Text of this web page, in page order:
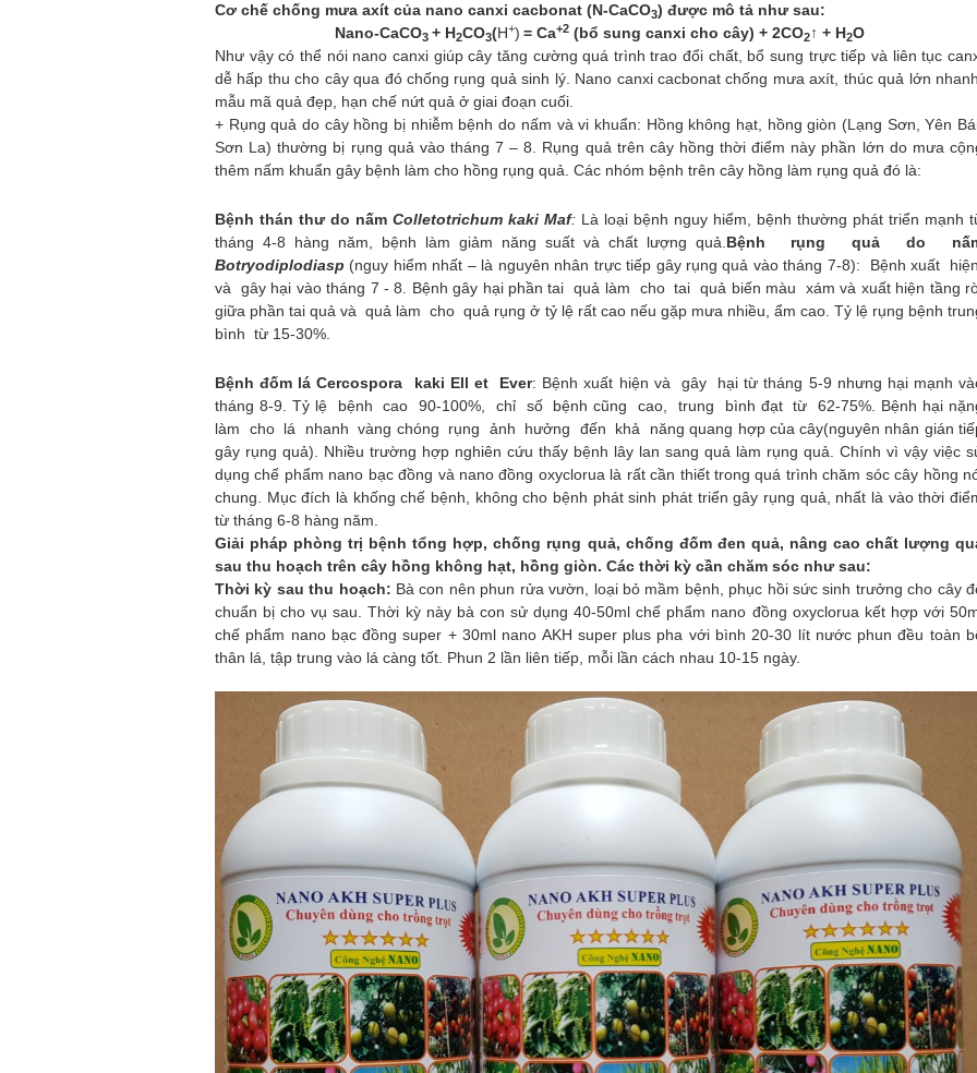
Cơ chế chống mưa axít của nano canxi cacbonat (N-CaCO3) được mô tả như sau:
Nano-CaCO3 + H2CO3(H+) = Ca+2 (bổ sung canxi cho cây) + 2CO2↑ + H2O
Như vậy có thể nói nano canxi giúp cây tăng cường quá trình trao đổi chất, bổ sung trực tiếp và liên tục
dễ hấp thu cho cây qua đó chống rụng quả sinh lý. Nano canxi cacbonat chống mưa axít, thúc quả lớn nhanh,
mẫu mã quả đẹp, hạn chế nứt quả ở giai đoạn cuối
+ Rụng quả do cây hồng bị nhiễm bệnh do nấm và vi khuẩn: Hồng không hạt, hồng giòn (Lạng Sơn, Yên
Sơn La) thường bị rụng quả vào tháng 7 – 8. Rụng quả trên cây hồng thời điểm này phần lớn do mưa
thêm nấm khuẩn gây bệnh làm cho hồng rụng quả. Các nhóm bệnh trên cây hồng làm rụng quả đó là:
Bệnh thán thư do nấm Colletotrichum kaki Maf: Là loại bệnh nguy hiểm, bệnh thường phát triển mạnh
tháng 4-8 hàng năm, bệnh làm giảm năng suất và chất lượng quả. Bệnh rụng quả do
Botryodiplodiasp (nguy hiểm nhất – là nguyên nhân trực tiếp gây rụng quả vào tháng 7-8): Bệnh xuất hiện
và gây hại vào tháng 7 - 8. Bệnh gây hại phần tai quả làm cho tai quả biến màu xám và xuất hiện tầng
giữa phần tai quả và quả làm cho quả rụng ở tỷ lệ rất cao nếu gặp mưa nhiều, ẩm cao. Tỷ lệ rụng bệnh
bình từ 15-30%.
Bệnh đốm lá Cercospora kaki Ell et Ever: Bệnh xuất hiện và gây hại từ tháng 5-9 nhưng hại mạnh
tháng 8-9. Tỷ lệ bệnh cao 90-100%, chỉ số bệnh cũng cao, trung bình đạt từ 62-75%. Bệnh hại
làm cho lá nhanh vàng chóng rụng ảnh hưởng đến khả năng quang hợp của cây(nguyên nhân gián
gây rụng quả). Nhiều trường hợp nghiên cứu thấy bệnh lây lan sang quả làm rụng quả. Chính vì vậy việc
dụng chế phẩm nano bạc đồng và nano đồng oxyclorua là rất cần thiết trong quá trình chăm sóc cây hồng
chung. Mục đích là khống chế bệnh, không cho bệnh phát sinh phát triển gây rụng quả, nhất là vào thời
từ tháng 6-8 hàng năm.
Giải pháp phòng trị bệnh tổng hợp, chống rụng quả, chống đốm đen quả, nâng cao chất lượng
sau thu hoạch trên cây hồng không hạt, hồng giòn. Các thời kỳ cần chăm sóc như sau:
Thời kỳ sau thu hoạch: Bà con nên phun rửa vườn, loại bỏ mầm bệnh, phục hồi sức sinh trưởng cho cây
chuẩn bị cho vụ sau. Thời kỳ này bà con sử dụng 40-50ml chế phẩm nano đồng oxyclorua kết hợp với
chế phẩm nano bạc đồng super + 30ml nano AKH super plus pha với bình 20-30 lít nước phun đều toàn
thân lá, tập trung vào lá càng tốt. Phun 2 lần liên tiếp, mỗi lần cách nhau 10-15 ngày.